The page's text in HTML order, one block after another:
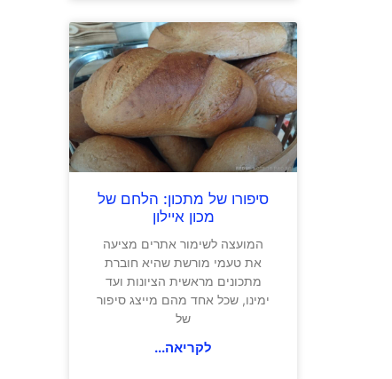
סיפורו של מתכון: הלחם של
מכון איילון
המועצה לשימור אתרים מציעה
את טעמי מורשת שהיא חוברת
מתכונים מראשית הציונות ועד
ימינו, שכל אחד מהם מייצג סיפור
של
לקריאה...